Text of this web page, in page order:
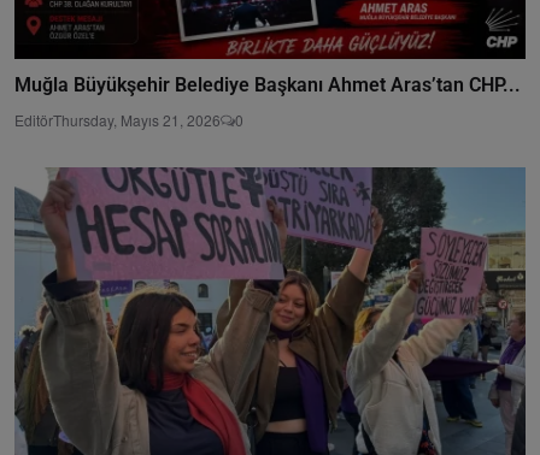
Muğla Büyükşehir Belediye Başkanı Ahmet Aras’tan CHP...
EditörThursday, Mayıs 21, 2026 0